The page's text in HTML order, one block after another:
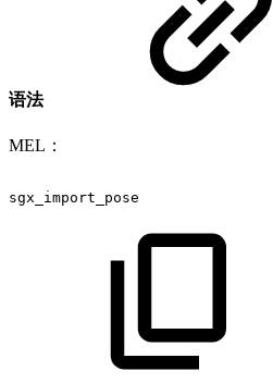
语法
MEL：
sgx_import_pose